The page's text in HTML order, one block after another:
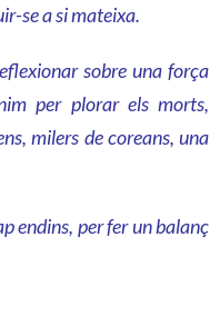
se a si mateixa.
sobre una força
per plorar els morts,
milers de coreans, una
endins, per fer un balanç